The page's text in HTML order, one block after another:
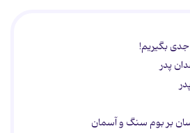
جدی بگیریم!
پدر
بر بوم سنگ و آسمان